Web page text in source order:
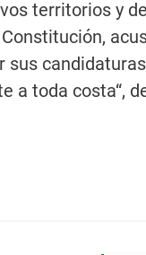
territorios y
a toda costa“,